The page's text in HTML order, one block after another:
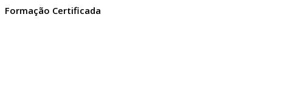
Formação Certificada